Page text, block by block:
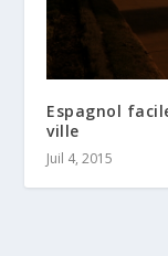
Espagnol
ville
Juil 4, 2015